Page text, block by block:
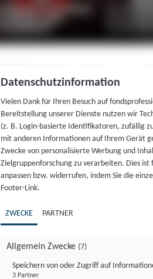
Datenschutzinformation
Vielen Dank für Ihren Besuch auf
Bereitstellung unserer Dienste nutzen wir
(z. B. Login-basierte Identifikatoren, zufällig
mit anderen Informationen auf Ihrem Gerät
Zwecke von personalisierte Werbung und
Zielgruppenforschung zu verarbeiten. Dies
anpassen bzw. widerrufen, indem Sie die
Footer-Link.
ZWECKE PARTNER
Allgemein Zwecke (7)
Speichern von oder Zugriff auf
3 Partner